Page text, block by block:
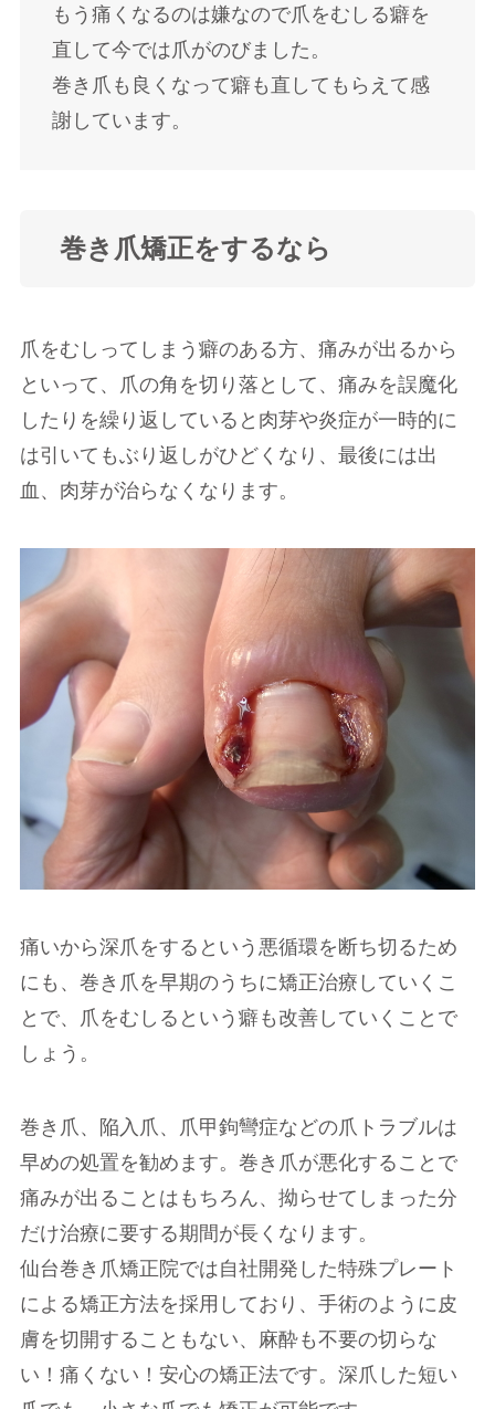
もう痛くなるのは嫌なので爪をむしる癖を
直して今では爪がのびました。
巻き爪も良くなって癖も直してもらえて感
謝しています。
巻き爪矯正をするなら
爪をむしってしまう癖のある方、痛みが出るから
といって、爪の角を切り落として、痛みを誤魔化
したりを繰り返していると肉芽や炎症が一時的に
は引いてもぶり返しがひどくなり、最後には出
血、肉芽が治らなくなります。
痛いから深爪をするという悪循環を断ち切るため
にも、巻き爪を早期のうちに矯正治療していくこ
とで、爪をむしるという癖も改善していくことで
しょう。
巻き爪、陥入爪、爪甲鉤彎症などの爪トラブルは
早めの処置を勧めます。巻き爪が悪化することで
痛みが出ることはもちろん、拗らせてしまった分
だけ治療に要する期間が長くなります。
仙台巻き爪矯正院では自社開発した特殊プレート
による矯正方法を採用しており、手術のように皮
膚を切開することもない、麻酔も不要の切らな
い！痛くない！安心の矯正法です。深爪した短い